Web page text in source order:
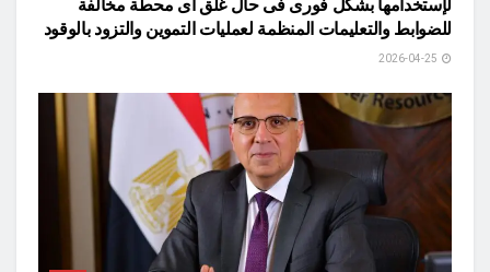
لإستخدامها بشكل فورى فى حال غلق أى محطة مخالفة
للضوابط والتعليمات المنظمة لعمليات التموين والتزود بالوقود